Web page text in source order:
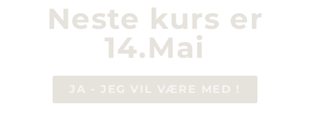
Neste kurs er
14.Mai